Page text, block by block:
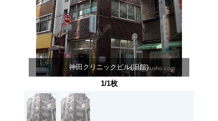
神田クリニックビル(旧館)
1/1枚